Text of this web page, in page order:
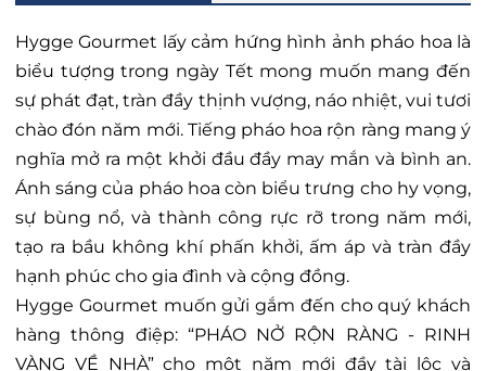
Hygge Gourmet lấy cảm hứng hình ảnh pháo hoa là
biểu tượng trong ngày Tết mong muốn mang đến
sự phát đạt, tràn đầy thịnh vượng, náo nhiệt, vui tươi
chào đón năm mới. Tiếng pháo hoa rộn ràng mang ý
nghĩa mở ra một khởi đầu đầy may mắn và bình an.
Ánh sáng của pháo hoa còn biểu trưng cho hy vọng,
sự bùng nổ, và thành công rực rỡ trong năm mới,
tạo ra bầu không khí phấn khởi, ấm áp và tràn đầy
hạnh phúc cho gia đình và cộng đồng.
Hygge Gourmet muốn gửi gắm đến cho quý khách
hàng thông điệp: “PHÁO NỞ RỘN RÀNG - RINH
VÀNG VỀ NHÀ” cho một năm mới đầy tài lộc và